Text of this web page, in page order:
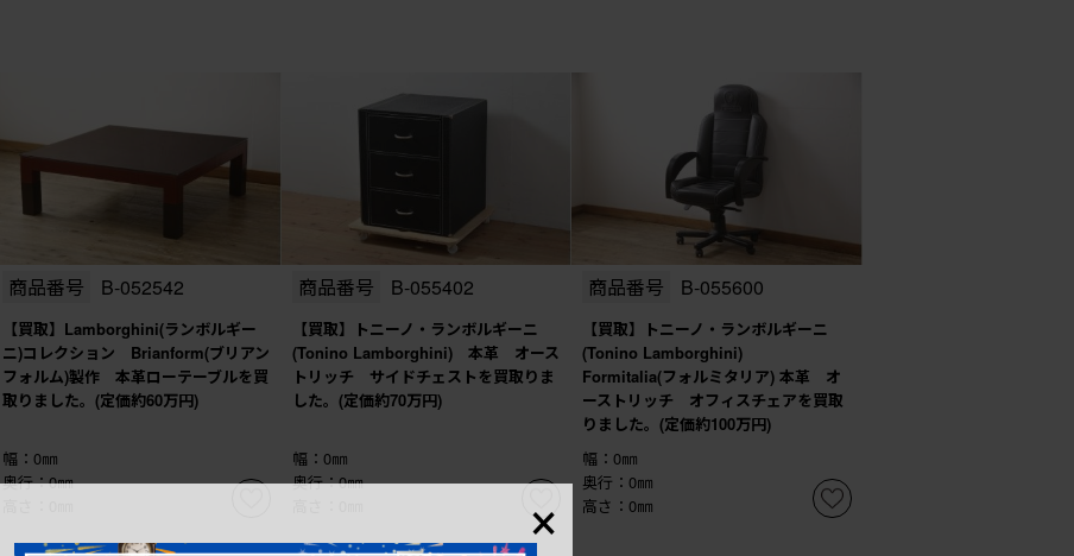
商品番号 B-052542
【買取】Lamborghini(ランボルギー
ニ)コレクション Brianform(ブリアン
フォルム)製作 本革ローテーブルを買
取りました。(定価約60万円)
幅：0㎜
奥行：0㎜
商品番号 B-055402
【買取】トニーノ・ランボルギーニ
(Tonino Lamborghini) 本革 オース
トリッチ サイドチェストを買取りま
した。(定価約70万円)
幅：0㎜
奥行：0㎜
商品番号 B-055600
【買取】トニーノ・ランボルギーニ
(Tonino Lamborghini)
Formitalia(フォルミタリア) 本革 オ
ーストリッチ オフィスチェアを買取
りました。(定価約100万円)
幅：0㎜
奥行：0㎜
高さ：0㎜
×